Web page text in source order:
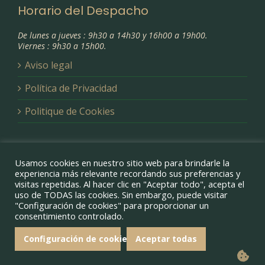
Horario del Despacho
De lunes a jueves : 9h30 a 14h30 y 16h00 a 19h00.
Viernes : 9h30 a 15h00.
Aviso legal
Política de Privacidad
Politique de Cookies
Copyright 2021 | Web designOvejabeja
facebooktwitterinstagrampinterest
Usamos cookies en nuestro sitio web para brindarle la
experiencia más relevante recordando sus preferencias y
visitas repetidas. Al hacer clic en "Aceptar todo", acepta el
uso de TODAS las cookies. Sin embargo, puede visitar
"Configuración de cookies" para proporcionar un
consentimiento controlado.
Configuración de cookies Aceptar todas